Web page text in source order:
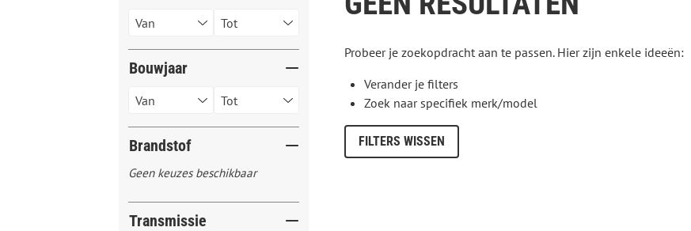
Bouwjaar
Brandstof
Geen keuzes beschikbaar
Transmissie
Probeer je zoekopdracht aan te passen. Hier zijn enkele ideeën:
Verander je filters
Zoek naar specifiek merk/model